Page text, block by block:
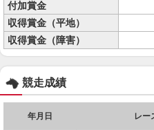
付加賞金
収得賞金（平地）
収得賞金（障害）
競走成績
年月日 レー